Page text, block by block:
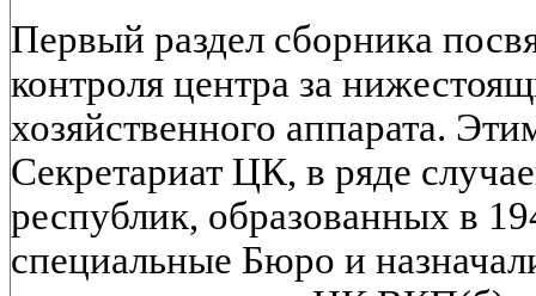
Первый раздел сборника
контроля центра за
хозяйственного аппарата.
Секретариат ЦК, в ряде
республик, образованных в
специальные Бюро и